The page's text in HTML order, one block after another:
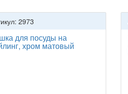
2973
для посуды на
хром матовый